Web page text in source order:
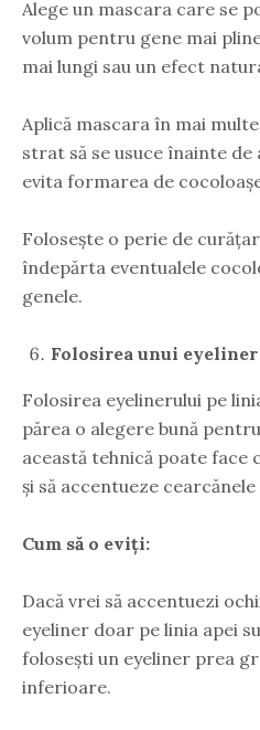
Alege un mascara care se
volum pentru gene mai
mai lungi sau un efect
Aplică mascara în mai
strat să se usuce înainte
evita formarea de
Folosește o perie de
îndepărta eventualele
genele.
Folosirea unui
Folosirea eyelinerului pe
părea o alegere bună
această tehnică poate face
și să accentueze
Cum să o eviți:
Dacă vrei să accentuezi
eyeliner doar pe linia apei
folosești un eyeliner prea
inferioare.